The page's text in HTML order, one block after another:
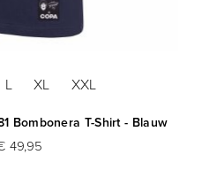
L XL XXL
Bombonera T-Shirt - Blauw
49,95